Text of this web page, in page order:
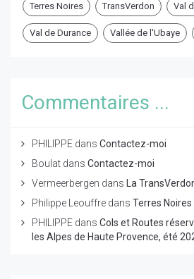
Terres Noires TransVerdon Val
Val de Durance Vallée de l'Ubaye
Commentaires ...
PHILIPPE dans Contactez-moi
Boulat dans Contactez-moi
Vermeerbergen dans La
Philippe Leouffre dans Terres Noires
PHILIPPE dans Cols et Routes
les Alpes de Haute Provence, été